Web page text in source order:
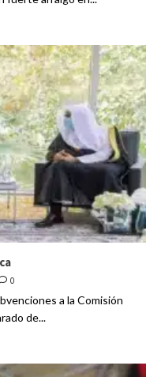
0
a la Comisión
de...